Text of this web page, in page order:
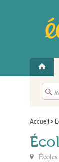
Accueil >